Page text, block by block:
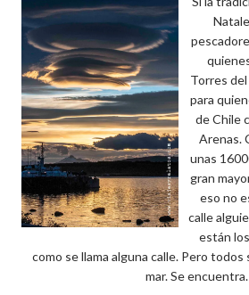
Torres
para
de Chile
Arenas.
unas
gran
eso no
calle
están
como se llama alguna calle. Pero
mar. Se